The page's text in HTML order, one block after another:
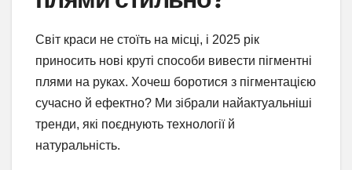
Світ краси не стоїть на місці, і 2025 рік
приносить нові круті способи вивести пігментні
плями на руках. Хочеш боротися з пігментацією
сучасно й ефектно? Ми зібрали найактуальніші
тренди, які поєднують технології й
натуральність.